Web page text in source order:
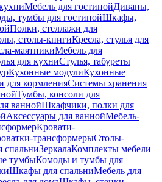
Мебель для гостинойДиваны,
тумбы для гостинойШкафы,
Полки, стеллажи для
столы-книгиКресла, стулья для
маятникиМебель для
для кухниСтулья, табуреты
Кухонные модулиКухонные
для кормленияСистемы хранения
Тумбы, консоли для
ваннойШкафчики, полки для
Аксессуары для ваннойМебель-
Кровати-
трансформерыСтолы-
спальниЗеркалаКомплекты мебели
тумбыКомоды и тумбы для
Шкафы для спальниМебель для